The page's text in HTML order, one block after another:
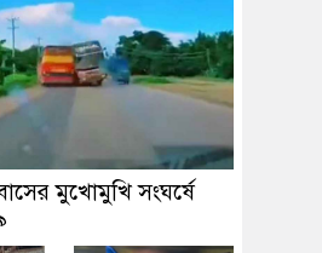
মুখোমুখি সংঘর্ষে